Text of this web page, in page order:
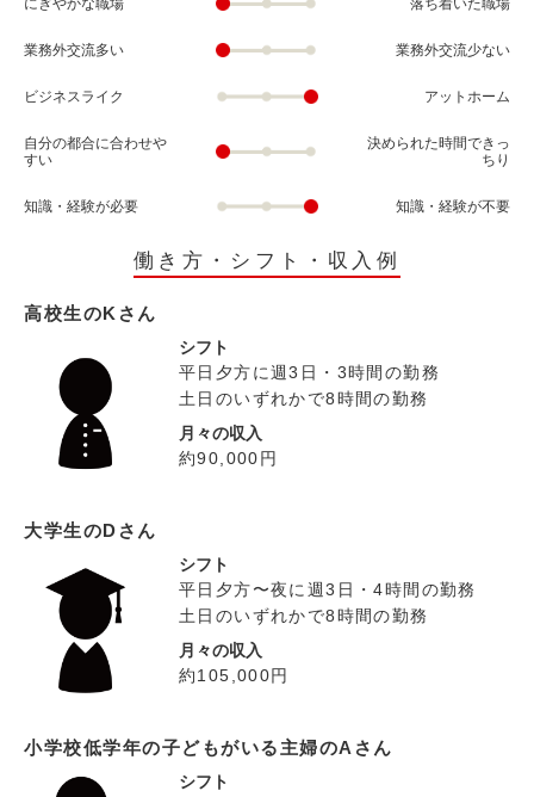
にぎやかな職場 落ち着いた職場
業務外交流多い 業務外交流少ない
ビジネスライク アットホーム
自分の都合に合わせや
すい
決められた時間できっ
ちり
知識・経験が必要 知識・経験が不要
働き方・シフト・収入例
高校生のKさん
シフト
平日夕方に週3日・3時間の勤務
土日のいずれかで8時間の勤務
月々の収入
約90,000円
大学生のDさん
シフト
平日夕方〜夜に週3日・4時間の勤務
土日のいずれかで8時間の勤務
月々の収入
約105,000円
小学校低学年の子どもがいる主婦のAさん
シフト